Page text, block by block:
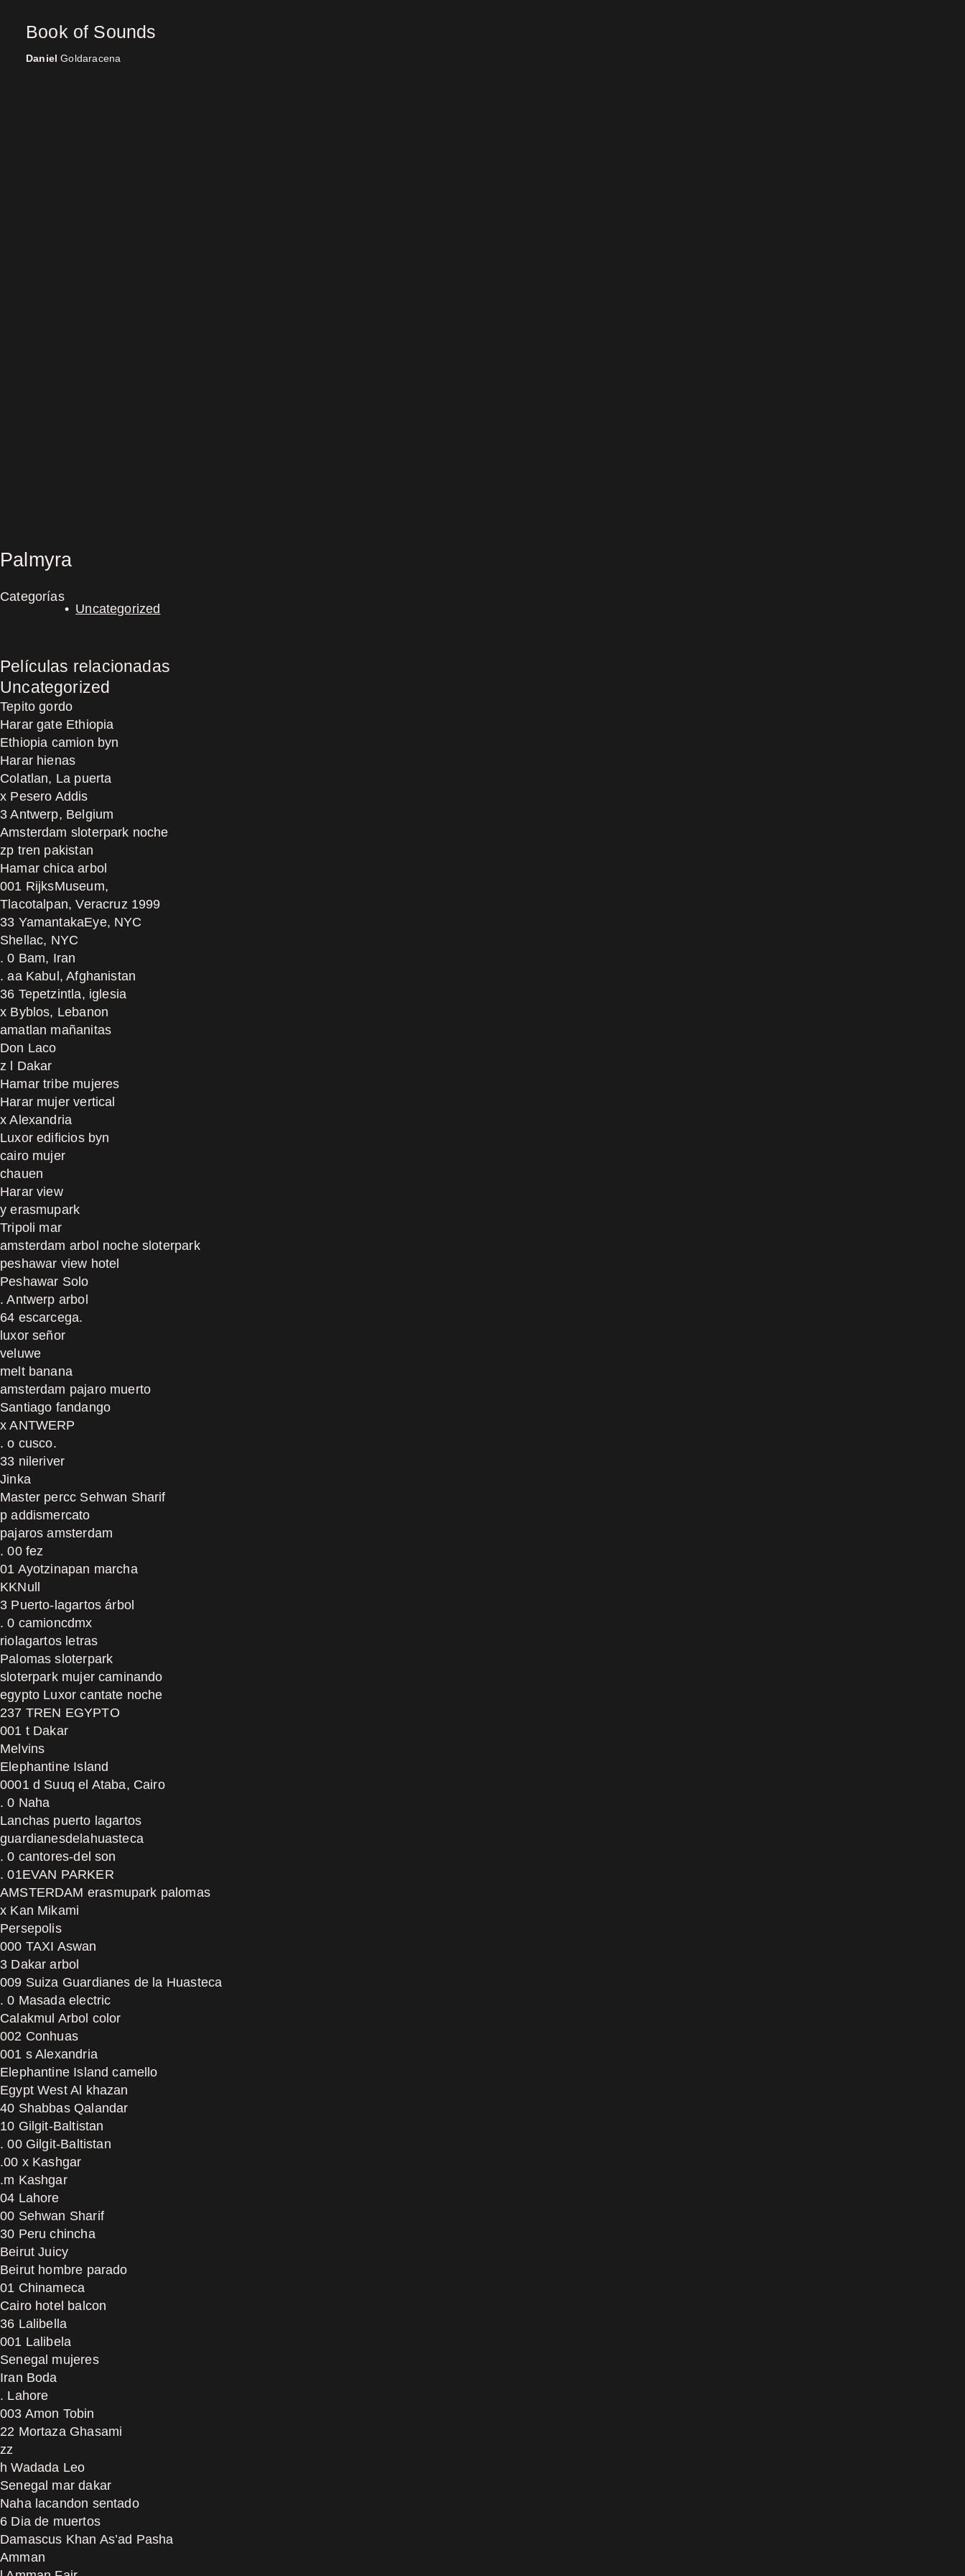
Book of Sounds
Daniel Goldaracena
Palmyra
Categorías
Uncategorized
Películas relacionadas
Uncategorized
Tepito gordo
Harar gate Ethiopia
Ethiopia camion byn
Harar hienas
Colatlan, La puerta
x Pesero Addis
3 Antwerp, Belgium
Amsterdam sloterpark noche
zp tren pakistan
Hamar chica arbol
001 RijksMuseum,
Tlacotalpan, Veracruz 1999
33 YamantakaEye, NYC
Shellac, NYC
. 0 Bam, Iran
. aa Kabul, Afghanistan
36 Tepetzintla, iglesia
x Byblos, Lebanon
amatlan mañanitas
Don Laco
z l Dakar
Hamar tribe mujeres
Harar mujer vertical
x Alexandria
Luxor edificios byn
cairo mujer
chauen
Harar view
y erasmupark
Tripoli mar
amsterdam arbol noche sloterpark
peshawar view hotel
Peshawar Solo
. Antwerp arbol
64 escarcega.
luxor señor
veluwe
melt banana
amsterdam pajaro muerto
Santiago fandango
x ANTWERP
. o cusco.
33 nileriver
Jinka
Master percc Sehwan Sharif
p addismercato
pajaros amsterdam
. 00 fez
01 Ayotzinapan marcha
KKNull
3 Puerto-lagartos árbol
. 0 camioncdmx
riolagartos letras
Palomas sloterpark
sloterpark mujer caminando
egypto Luxor cantate noche
237 TREN EGYPTO
001 t Dakar
Melvins
Elephantine Island
0001 d Suuq el Ataba, Cairo
. 0 Naha
Lanchas puerto lagartos
guardianesdelahuasteca
. 0 cantores-del son
. 01EVAN PARKER
AMSTERDAM erasmupark palomas
x Kan Mikami
Persepolis
000 TAXI Aswan
3 Dakar arbol
009 Suiza Guardianes de la Huasteca
. 0 Masada electric
Calakmul Arbol color
002 Conhuas
001 s Alexandria
Elephantine Island camello
Egypt West Al khazan
40 Shabbas Qalandar
10 Gilgit-Baltistan
. 00 Gilgit-Baltistan
.00 x Kashgar
.m Kashgar
04 Lahore
00 Sehwan Sharif
30 Peru chincha
Beirut Juicy
Beirut hombre parado
01 Chinameca
Cairo hotel balcon
36 Lalibella
001 Lalibela
Senegal mujeres
Iran Boda
. Lahore
003 Amon Tobin
22 Mortaza Ghasami
zz
h Wadada Leo
Senegal mar dakar
Naha lacandon sentado
6 Dia de muertos
Damascus Khan As’ad Pasha
Amman